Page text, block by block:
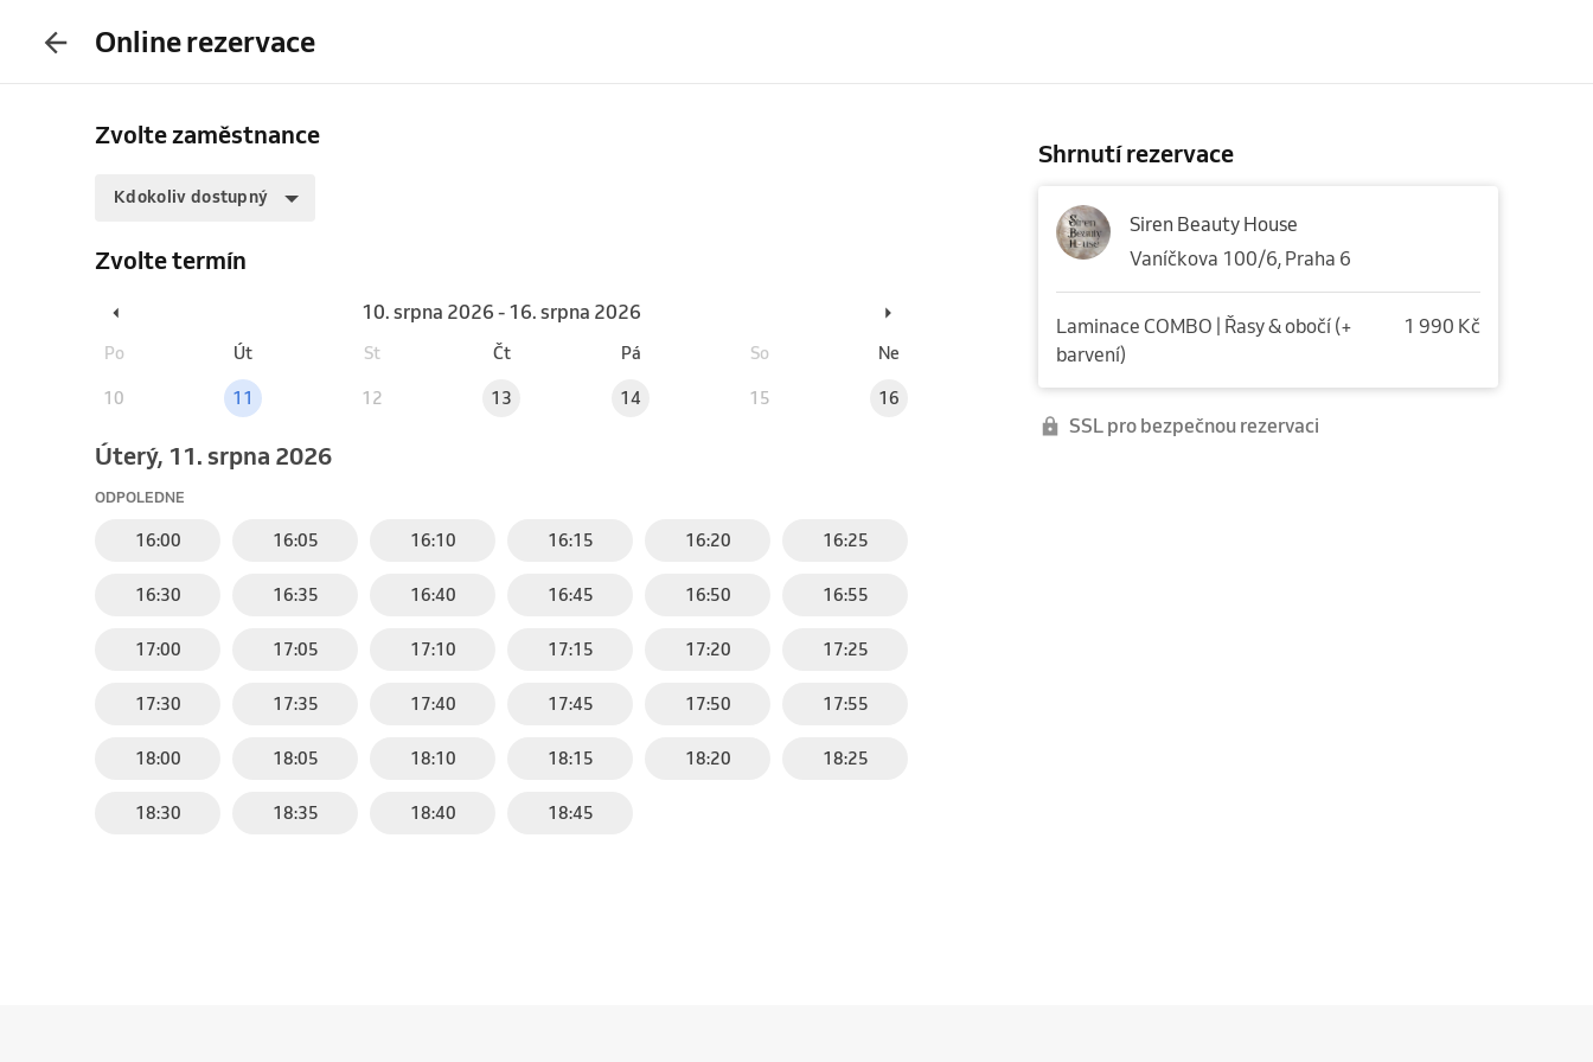
Online rezervace
Zvolte zaměstnance
Kdokoliv dostupný
Zvolte termín
10. srpna 2026 - 16. srpna 2026
Po Út St Čt Pá So Ne
10 11 12 13 14 15 16
úterý, 11. srpna 2026
ODPOLEDNE
16:00 16:05 16:10 16:15 16:20 16:25
16:30 16:35 16:40 16:45 16:50 16:55
17:00 17:05 17:10 17:15 17:20 17:25
17:30 17:35 17:40 17:45 17:50 17:55
18:00 18:05 18:10 18:15 18:20 18:25
18:30 18:35 18:40 18:45
Shrnutí rezervace
Siren Beauty House
Vaníčkova 100/6, Praha 6
Laminace COMBO | Řasy & obočí (+
barvení)
1 990 Kč
SSL pro bezpečnou rezervaci